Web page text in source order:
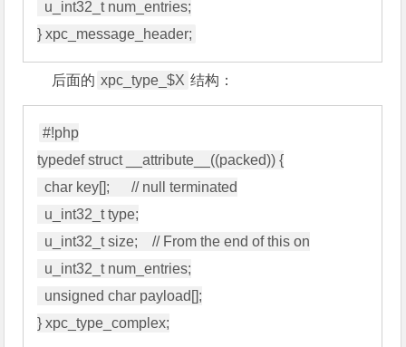
后面的 xpc_type_$X 结构：
#!php
typedef struct __attribute__((packed)) {
  char key[];      // null terminated
} xpc_type_complex;